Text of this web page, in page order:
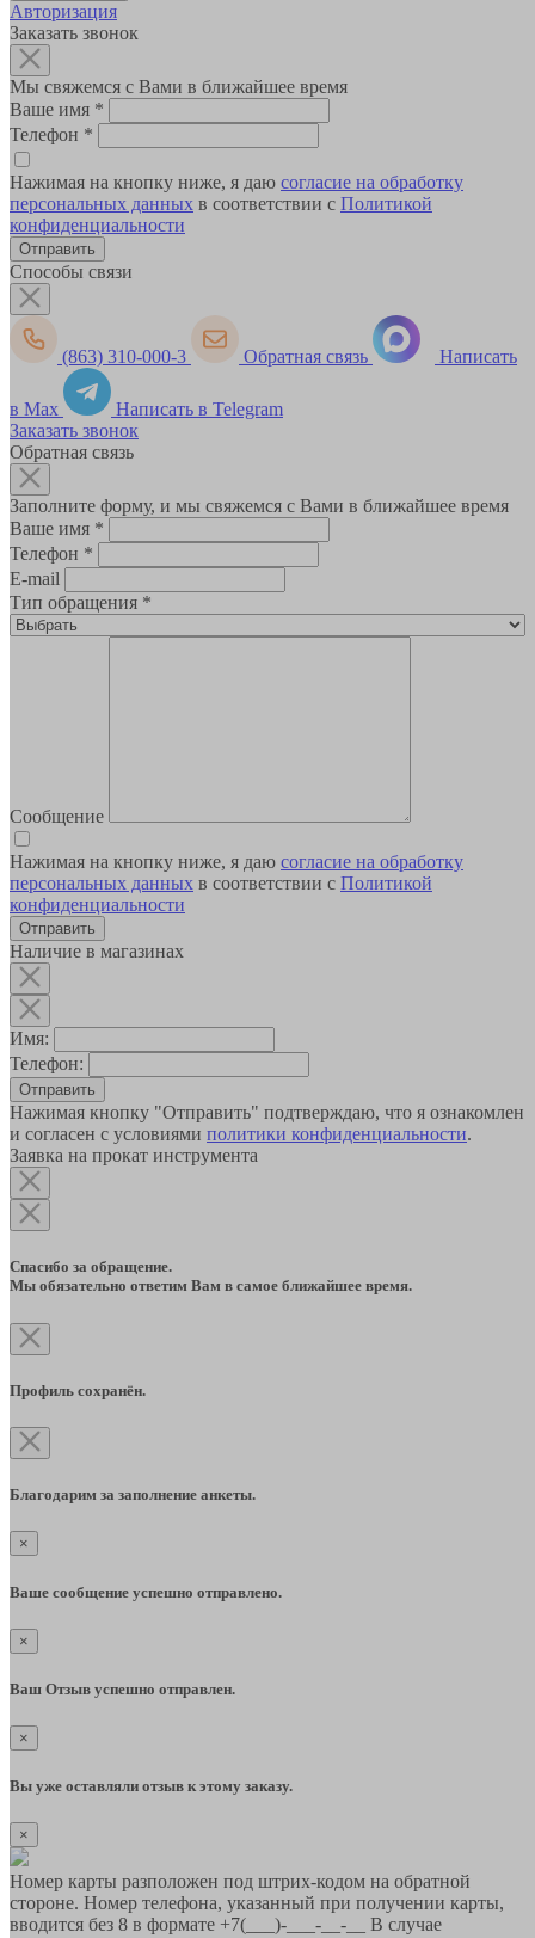
Авторизация
Заказать звонок
Мы свяжемся с Вами в ближайшее время
Ваше имя *
Телефон *
Нажимая на кнопку ниже, я даю согласие на обработку
персональных данных в соответствии с Политикой
конфиденциальности
Способы связи
(863) 310-000-3 Обратная связь Написать
в Max
Написать в Telegram
Заказать звонок
Обратная связь
Заполните форму, и мы свяжемся с Вами в ближайшее время
Ваше имя *
Телефон *
E-mail
Тип обращения *
Сообщение
Нажимая на кнопку ниже, я даю согласие на обработку
персональных данных в соответствии с Политикой
конфиденциальности
Наличие в магазинах
Имя:
Телефон:
Отправить
Нажимая кнопку "Отправить" подтверждаю, что я ознакомлен
и согласен с условиями политики конфиденциальности.
Заявка на прокат инструмента
Спасибо за обращение.
Мы обязательно ответим Вам в самое ближайшее время.
Профиль сохранён.
Благодарим за заполнение анкеты.
×
Ваше сообщение успешно отправлено.
×
Ваш Отзыв успешно отправлен.
×
Вы уже оставляли отзыв к этому заказу.
×
Номер карты разположен под штрих-кодом на обратной
стороне. Номер телефона, указанный при получении карты,
вводится без 8 в формате +7(___)-___-__-__ В случае